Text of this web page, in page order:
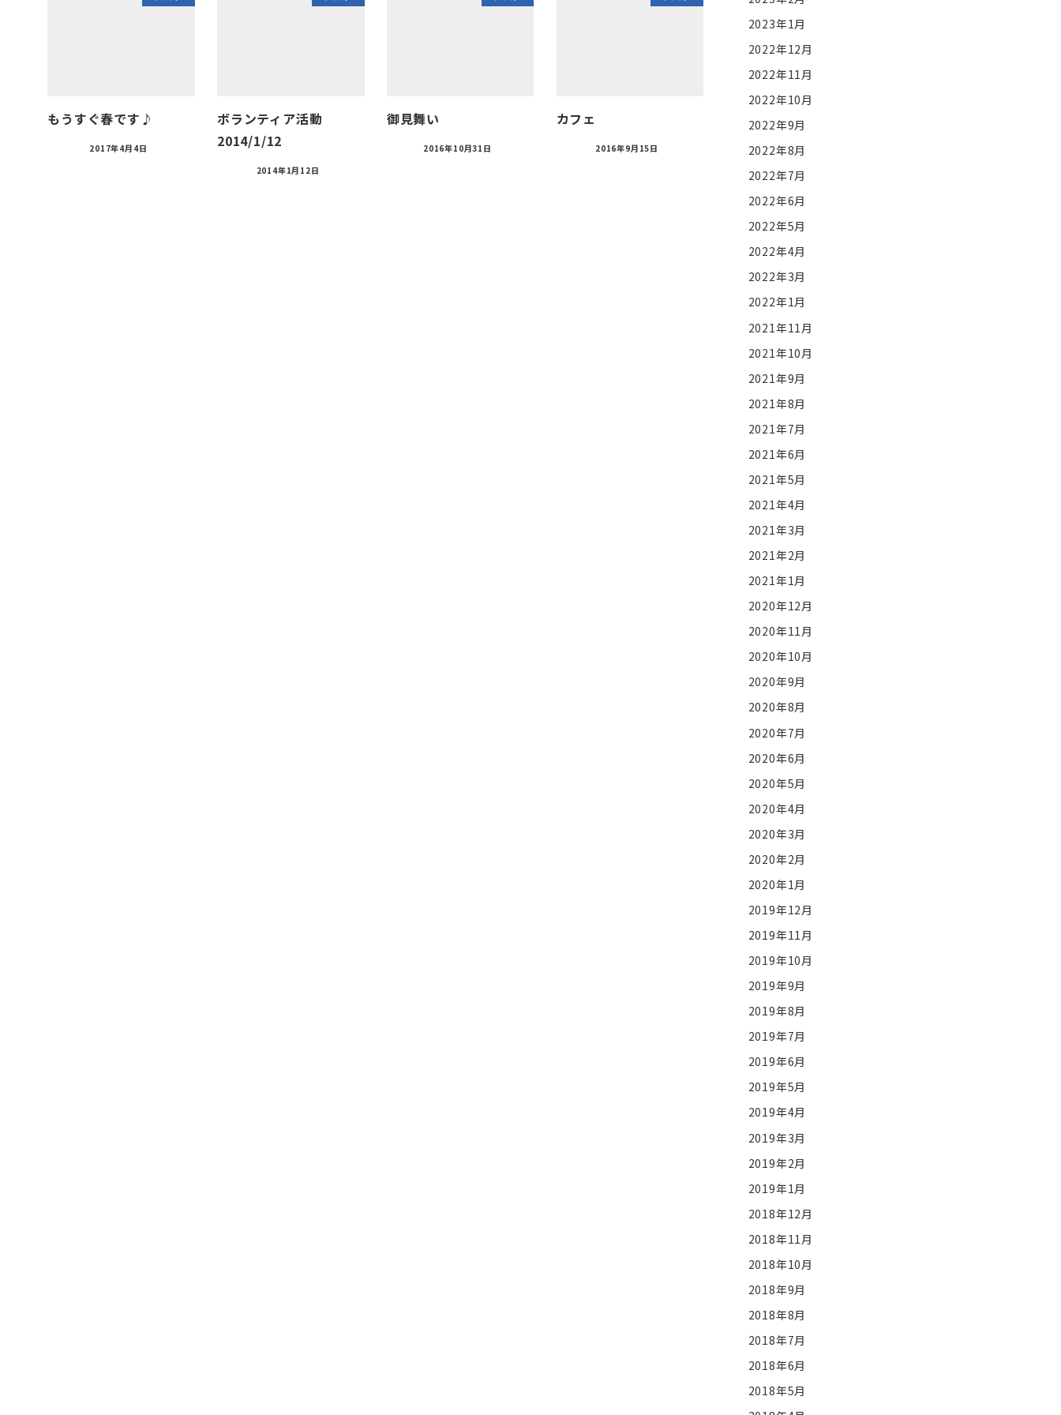
もうすぐ春です♪
2017年4月4日
ボランティア活動
2014/1/12
2014年1月12日
御見舞い
2016年10月31日
カフェ
2016年9月15日
2023年1月
2022年12月
2022年11月
2022年10月
2022年9月
2022年8月
2022年7月
2022年6月
2022年5月
2022年4月
2022年3月
2022年1月
2021年11月
2021年10月
2021年9月
2021年8月
2021年7月
2021年6月
2021年5月
2021年4月
2021年3月
2021年2月
2021年1月
2020年12月
2020年11月
2020年10月
2020年9月
2020年8月
2020年7月
2020年6月
2020年5月
2020年4月
2020年3月
2020年2月
2020年1月
2019年12月
2019年11月
2019年10月
2019年9月
2019年8月
2019年7月
2019年6月
2019年5月
2019年4月
2019年3月
2019年2月
2019年1月
2018年12月
2018年11月
2018年10月
2018年9月
2018年8月
2018年7月
2018年6月
2018年5月